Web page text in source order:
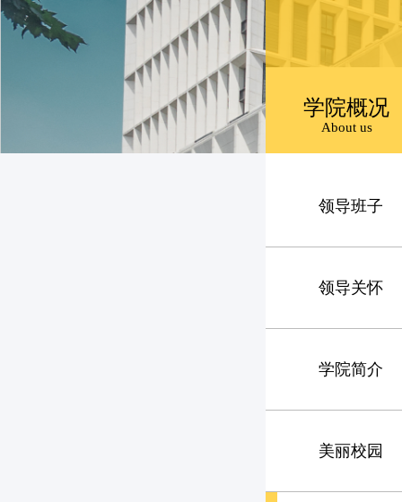
学院概况
About us
领导班子
领导关怀
学院简介
美丽校园